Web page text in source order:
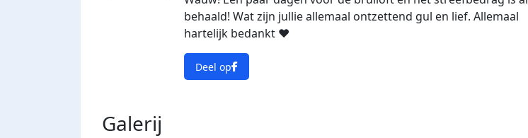
behaald! Wat zijn jullie allemaal ontzettend gul en lief. Allemaal
hartelijk bedankt ❤️
Deel op
Galerij